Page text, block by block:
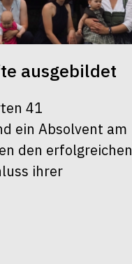
ausgebildet
41
ein Absolvent am
den erfolgreichen
ihrer